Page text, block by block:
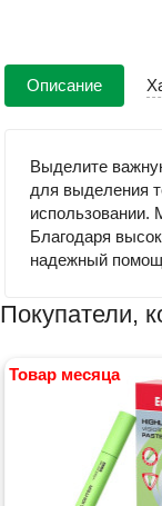
Описание
Выделите
для выделения
использовании.
Благодаря
надежный
Покупатели,
Товар месяца